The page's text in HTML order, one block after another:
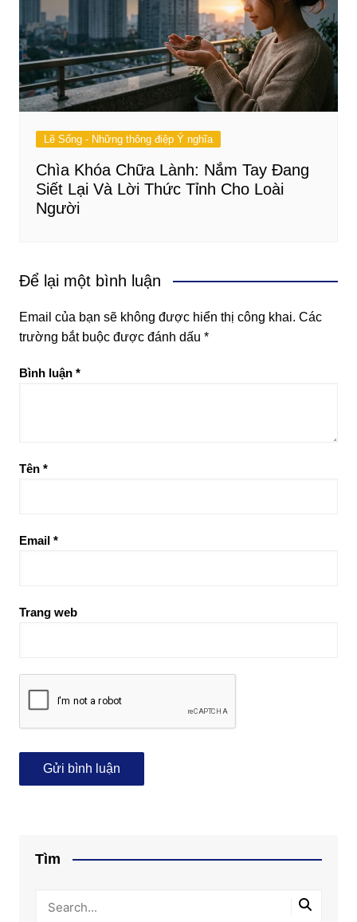
Lẽ Sống - Những thông điệp Ý nghĩa
Chìa Khóa Chữa Lành: Nắm Tay Đang
Siết Lại Và Lời Thức Tỉnh Cho Loài
Người
Để lại một bình luận
Email của bạn sẽ không được hiển thị công khai. Các
trường bắt buộc được đánh dấu *
Bình luận *
Tên *
Email *
Trang web
Tìm